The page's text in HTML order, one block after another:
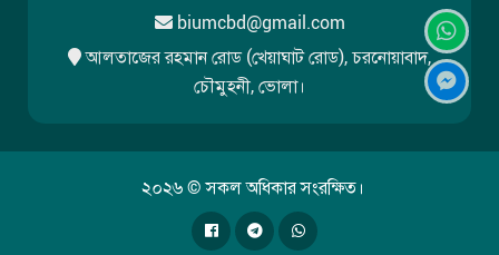
biumcbd@gmail.com
আলতাজের রহমান রোড (খেয়াঘাট রোড), চরনোয়াবাদ,
চৌমুহনী, ভোলা।
২০২৬ © সকল অধিকার সংরক্ষিত।